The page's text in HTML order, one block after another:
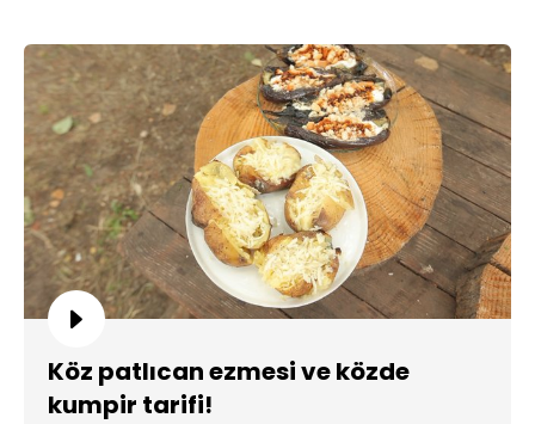
Köz patlıcan ezmesi ve közde
kumpir tarifi!